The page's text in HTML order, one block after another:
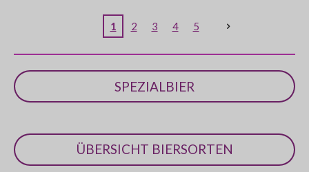
1 2 3 4 5
SPEZIALBIER
ÜBERSICHT BIERSORTEN